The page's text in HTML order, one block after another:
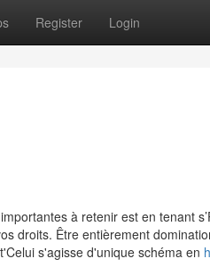
Register Login
à retenir est en tenant
droits. Être entièrement
s'agisse d'unique schéma en